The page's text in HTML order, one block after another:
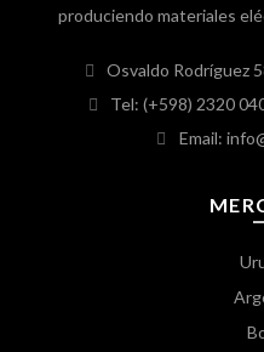
produciendo materiales
Osvaldo Rodríguez
Tel: (+598) 2320
Email: